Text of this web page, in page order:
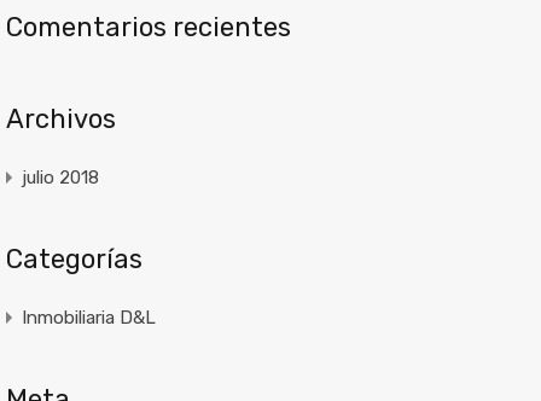
Comentarios recientes
Archivos
julio 2018
Categorías
Inmobiliaria D&L